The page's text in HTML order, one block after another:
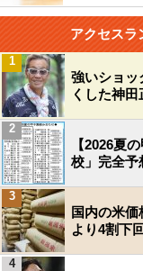
アクセスラ
強いショ
くした神
1
【2026夏
校」完全
2
国内の米
より4割下
3
4